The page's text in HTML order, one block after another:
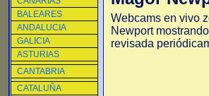
BALEARES
ANDALUCIA
GALICIA
ASTURIAS
CANTABRIA
CATALUÑA
Webcams en vivo
Newport
revisada